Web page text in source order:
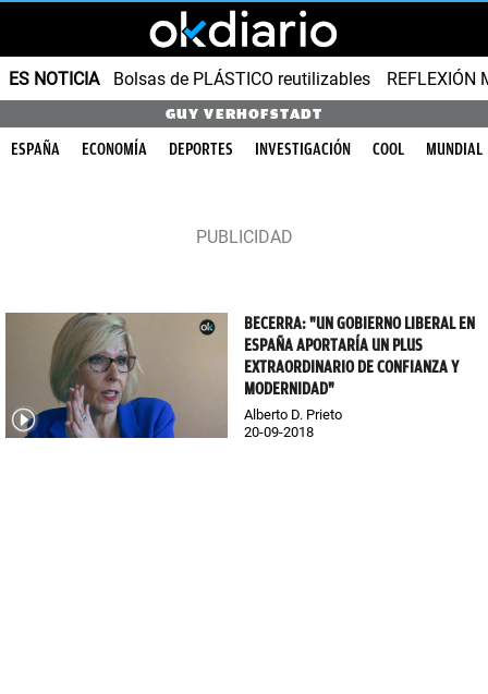
ES NOTICIA Bolsas de PLÁSTICO reutilizables REFLEXIÓN
GUY VERHOFSTADT
ESPAÑA ECONOMÍA DEPORTES INVESTIGACIÓN COOL MUNDIAL
BECERRA: "UN GOBIERNO LIBERAL EN
ESPAÑA APORTARÍA UN PLUS
EXTRAORDINARIO DE CONFIANZA Y
MODERNIDAD"
Alberto D. Prieto
20-09-2018